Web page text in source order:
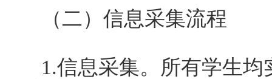
（二）信息采集流程
1.信息采集。所有学生均